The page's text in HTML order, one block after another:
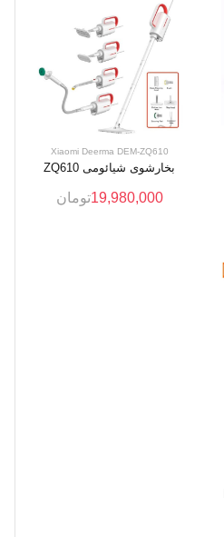
Xiaomi Deerma DEM-ZQ610
بخارشوی شیائومی ZQ610
19,980,000تومان